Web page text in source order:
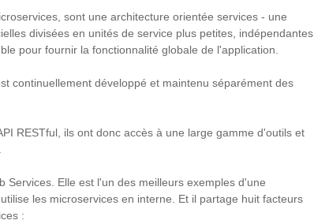
sont une architecture orientée services - une
divisées en unités de service plus petites, indépendantes
pour fournir la fonctionnalité globale de l'application.
continuellement développé et maintenu séparément des
RESTful, ils ont donc accès à une large gamme d'outils et
Services. Elle est l'un des meilleurs exemples d'une
les microservices en interne. Et il partage huit facteurs
: